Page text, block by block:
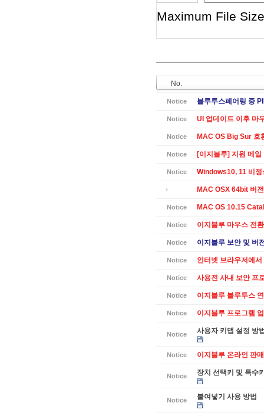
Maximum File
No.
Notice 블루투스페어링 중
Notice UI 업데이트 이후 마
Notice MAC OS Big Sur 호
Notice [이지블루] 지원 메일
Notice Windows10, 11 비정
MAC OSX 64bit 버
Notice MAC OS 10.15
Notice 이지블루 마우스 전
Notice 이지블루 보안 및 버
Notice 인터넷 브라우저에
Notice 사용전 사내 보안 프
Notice 이지블루 블루투스
Notice 이지블루 프로그램
Notice 사용자 키맵 설정 방
Notice 이지블루 온라인 판
Notice 장치 선택키 및 특수
Notice 붙여넣기 사용 방법